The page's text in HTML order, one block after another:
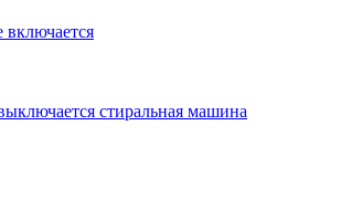
стиральная машина